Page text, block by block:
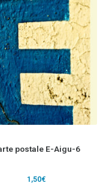
postale E-Aigu-6
1,50€